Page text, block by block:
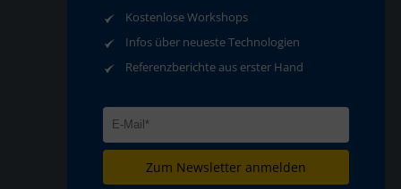
AGB
Datenschutz
Impressum
Compliance
Kostenlose Workshops
Infos über neueste Technologien
Referenzberichte aus erster Hand
Zum Newsletter anmelden